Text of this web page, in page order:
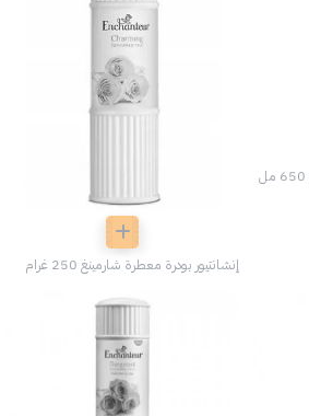
إنشانتيور بودرة معطرة شارمينغ 250 غرام